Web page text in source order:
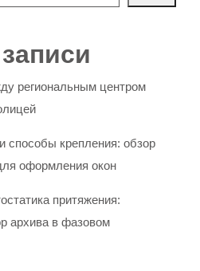
региональным центром
крепления: обзор
оформления окон
притяжения:
архива в фазовом